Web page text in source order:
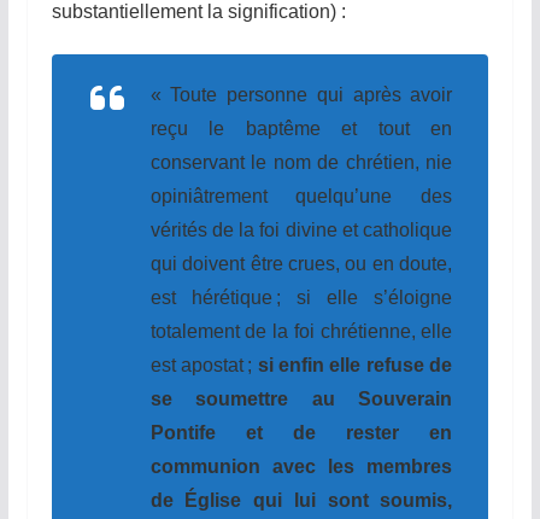
substantiellement la signification) :
« Toute personne qui après avoir
reçu le baptême et tout en
conservant le nom de chrétien, nie
opiniâtrement quelqu’une des
vérités de la foi divine et catholique
qui doivent être crues, ou en doute,
est hérétique ; si elle s’éloigne
totalement de la foi chrétienne, elle
est apostat ; si enfin elle refuse de
se soumettre au Souverain
Pontife et de rester en
communion avec les membres
de Église qui lui sont soumis,